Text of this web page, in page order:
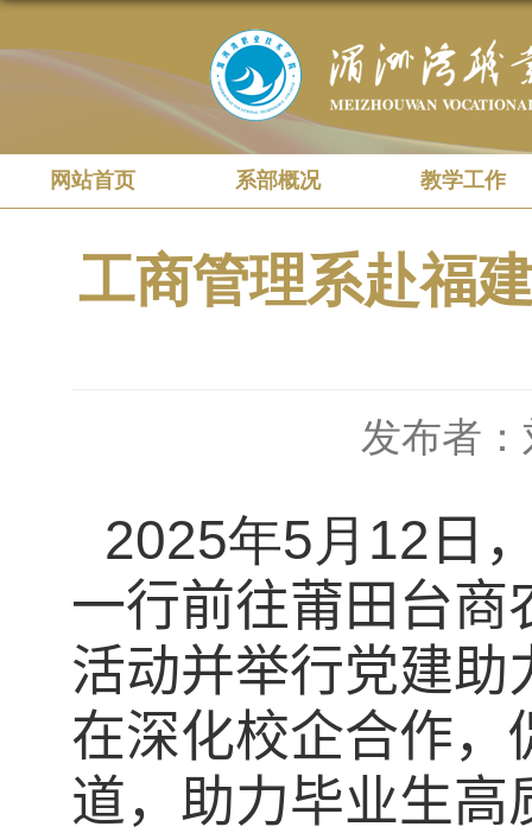
网站首页 系部概况 教学工作
工商管理系赴福
发布者
2025年5月 12 日
一行前往莆田台商
活动并举行党建助
在深化校企合作，
道，助力毕业生高